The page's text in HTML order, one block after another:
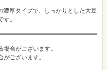
厚タイプで、しっかりとした大豆
。
合がございます。
ございます。